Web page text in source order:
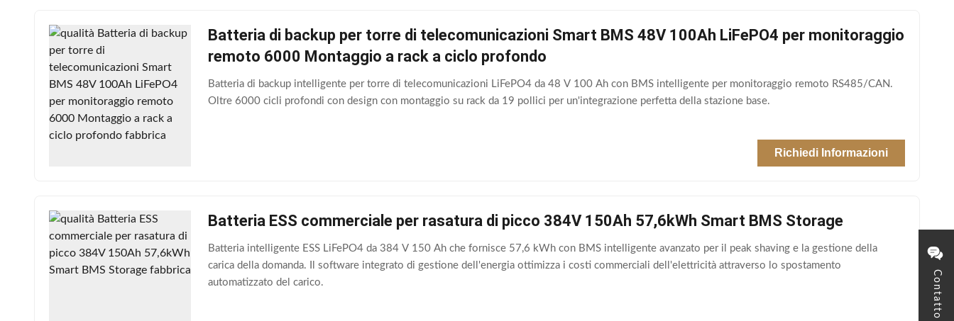
Contatto
Batteria di backup per torre di telecomunicazioni Smart BMS 48V 100Ah LiFePO4 per monitoraggio
remoto 6000 Montaggio a rack a ciclo profondo
Batteria di backup intelligente per torre di telecomunicazioni LiFePO4 da 48 V 100 Ah con BMS intelligente per monitoraggio remoto RS485/CAN.
Oltre 6000 cicli profondi con design con montaggio su rack da 19 pollici per un'integrazione perfetta della stazione base.
Richiedi Informazioni
Batteria ESS commerciale per rasatura di picco 384V 150Ah 57,6kWh Smart BMS Storage
Batteria intelligente ESS LiFePO4 da 384 V 150 Ah che fornisce 57,6 kWh con BMS intelligente avanzato per il peak shaving e la gestione della
carica della domanda. Il software integrato di gestione dell'energia ottimizza i costi commerciali dell'elettricità attraverso lo spostamento
automatizzato del carico.